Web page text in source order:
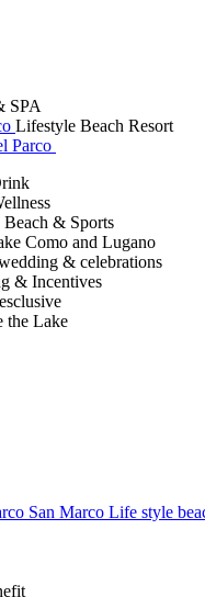
SPA
Lifestyle Beach Resort
Parco
Beach & Sports
Como and Lugano
& celebrations
& Incentives
the Lake
San Marco Life style